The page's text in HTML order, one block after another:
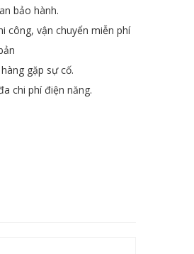
bảo hành.
công, vận chuyển miễn phí
gặp sự cố.
chi phí điện năng.